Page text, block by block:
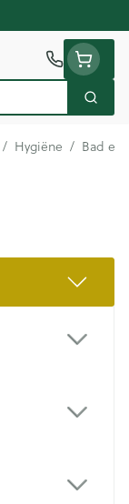
Zoek
/ Hygiëne / Bad en